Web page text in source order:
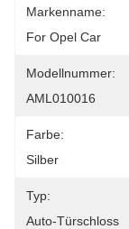
Markenname:
For Opel Car
Modellnummer:
AML010016
Farbe:
Silber
Typ:
Auto-Türschloss